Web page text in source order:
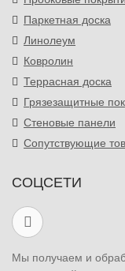
Паркетная доска
Линолеум
Ковролин
Террасная доска
Грязезащитные
Стеновые панели
Сопутствующие
СОЦСЕТИ
Мы получаем и